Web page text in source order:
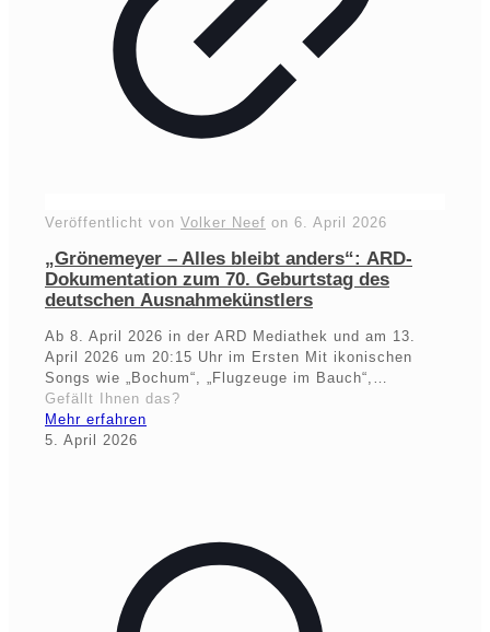
Veröffentlicht von Volker Neef on 6. April 2026
„Grönemeyer – Alles bleibt anders“: ARD-
Dokumentation zum 70. Geburtstag des
deutschen Ausnahmekünstlers
Ab 8. April 2026 in der ARD Mediathek und am 13.
April 2026 um 20:15 Uhr im Ersten Mit ikonischen
Songs wie „Bochum“, „Flugzeuge im Bauch“,…
Gefällt Ihnen das?
Mehr erfahren
5. April 2026